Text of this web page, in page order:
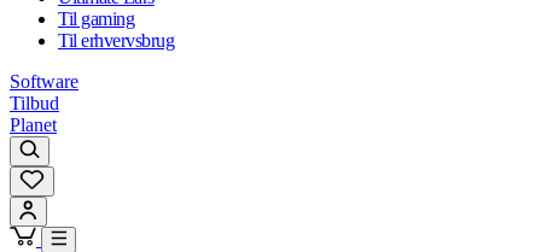
Til gaming
Til erhvervsbrug
Software
Tilbud
Planet